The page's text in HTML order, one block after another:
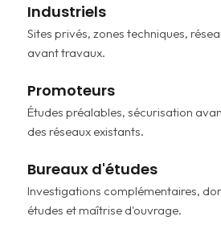
Industriels
Sites privés, zones techniques,
avant travaux.
Promoteurs
Études préalables, sécurisation
des réseaux existants.
Bureaux d'études
Investigations complémentaires,
études et maîtrise d'ouvrage.